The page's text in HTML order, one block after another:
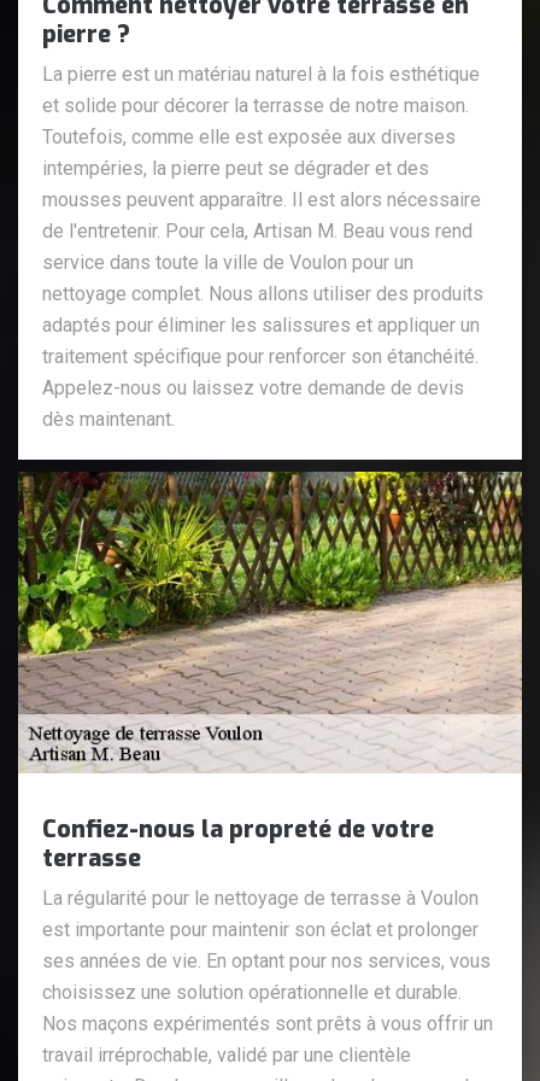
pierre ?
La pierre est un matériau naturel à la fois esthétique
et solide pour décorer la terrasse de notre maison.
Toutefois, comme elle est exposée aux diverses
intempéries, la pierre peut se dégrader et des
mousses peuvent apparaître. Il est alors nécessaire
de l'entretenir. Pour cela, Artisan M. Beau vous rend
service dans toute la ville de Voulon pour un
nettoyage complet. Nous allons utiliser des produits
adaptés pour éliminer les salissures et appliquer un
traitement spécifique pour renforcer son étanchéité.
Appelez-nous ou laissez votre demande de devis
dès maintenant.
Confiez-nous la propreté de votre
terrasse
La régularité pour le nettoyage de terrasse à Voulon
est importante pour maintenir son éclat et prolonger
ses années de vie. En optant pour nos services, vous
choisissez une solution opérationnelle et durable.
Nos maçons expérimentés sont prêts à vous offrir un
travail irréprochable, validé par une clientèle